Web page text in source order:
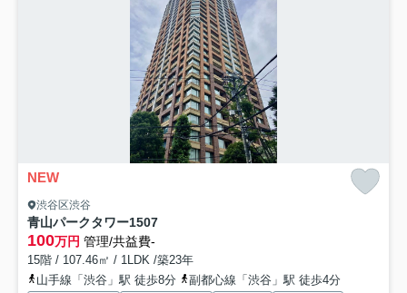
NEW
渋谷区渋谷
青山パークタワー1507
100万円 管理/共益費-
15階 / 107.46㎡ / 1LDK /築23年
山手線「渋谷」駅 徒歩8分
副都心線「渋谷」駅 徒歩4分